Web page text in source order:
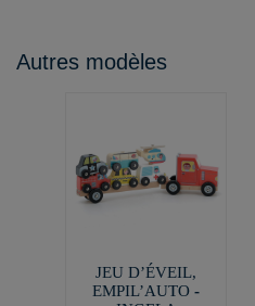
Autres modèles
JEU D’ÉVEIL,
EMPIL’AUTO -